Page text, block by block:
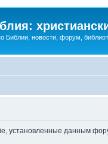
Библии, новости, форум,
установленные данным